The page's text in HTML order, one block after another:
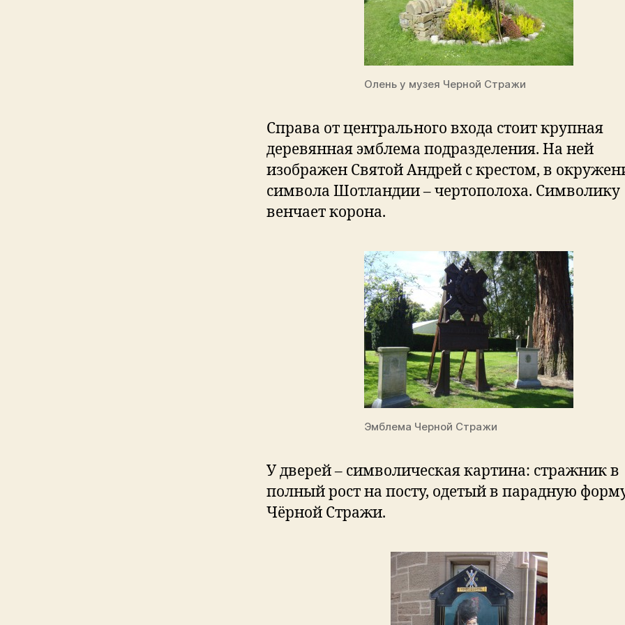
Олень у музея Черной Стражи
Справа от центрального входа стоит крупная
деревянная эмблема подразделения. На ней
изображен Святой Андрей с крестом, в
символа Шотландии – чертополоха. Символику
венчает корона.
Эмблема Черной Стражи
У дверей – символическая картина: стражник в
полный рост на посту, одетый в парадную
Чёрной Стражи.